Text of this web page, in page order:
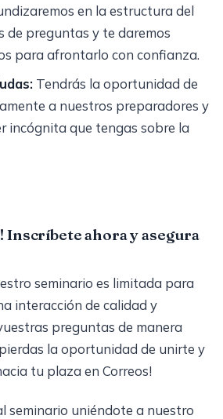
en la estructura del
de preguntas y te daremos
para afrontarlo con confianza.
Tendrás la oportunidad de
a nuestros preparadores y
incógnita que tengas sobre la
Inscríbete ahora y asegura
seminario es limitada para
interacción de calidad y
preguntas de manera
la oportunidad de unirte y
tu plaza en Correos!
seminario uniéndote a nuestro